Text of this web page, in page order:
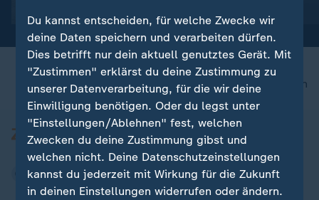
nach oben
Du kannst entscheiden, für welche Zwecke wir
deine Daten speichern und verarbeiten dürfen.
Dies betrifft nur dein aktuell genutztes Gerät. Mit
"Zustimmen" erklärst du deine Zustimmung zu
unserer Datenverarbeitung, für die wir deine
Einwilligung benötigen. Oder du legst unter
"Einstellungen/Ablehnen" fest, welchen
Zwecken du deine Zustimmung gibst und
welchen nicht. Deine Datenschutzeinstellungen
kannst du jederzeit mit Wirkung für die Zukunft
in deinen Einstellungen widerrufen oder ändern.